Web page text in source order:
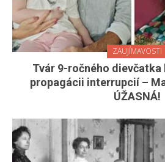
ZAUJÍMAVOSTI
Tvár 9-ročného
propagácii interrupcií –
ÚŽASNÁ!